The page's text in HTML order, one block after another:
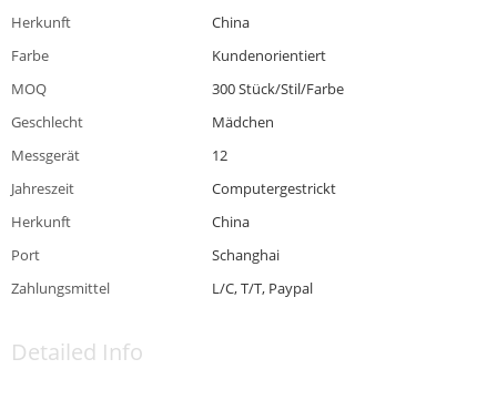
Herkunft
China
Farbe
Kundenorientiert
MOQ
300 Stück/Stil/Farbe
Geschlecht
Mädchen
Messgerät
12
Jahreszeit
Computergestrickt
Herkunft
China
Port
Schanghai
Zahlungsmittel
L/C, T/T, Paypal
Detailed Info